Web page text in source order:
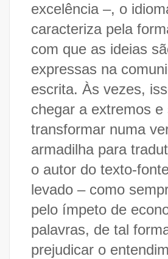
excelência –, o
caracteriza pela
com que as ideias
expressas na
escrita. Às vezes,
chegar a extremos e
transformar numa
armadilha para
o autor do texto-
levado – como
pelo ímpeto de
palavras, de tal
prejudicar o